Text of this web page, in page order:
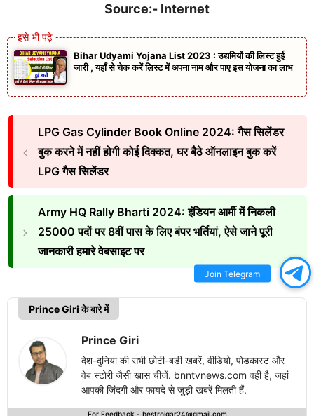
Source:- Internet
Bihar Udyami Yojana List 2023 : उद्यमियों की लिस्ट हुई
जारी , यहाँ से चेक करें लिस्ट में अपना नाम और पाए इस योजना का लाभ
LPG Gas Cylinder Book Online 2024: गैस सिलेंडर
बुक करने में नहीं होगी कोई दिक्कत, घर बैठे ऑनलाइन बुक करें
LPG गैस सिलेंडर
Army HQ Rally Bharti 2024: इंडियन आर्मी में निकली
25000 पदों पर 8वीं पास के लिए बंपर भर्तियां, ऐसे जाने पूरी
जानकारी हमारे वेबसाइट पर
Prince Giri के बारे में
Prince Giri
देश-दुनिया की सभी छोटी-बड़ी खबरें, वीडियो, पोडकास्ट और
वेब स्टोरी जैसी खास चीजें. bnntvnews.com वही है, जहां
आपकी जिंदगी और फायदे से जुड़ी खबरें मिलती हैं.
For Feedback - bestrojgar24@gmail.com
Join Telegram